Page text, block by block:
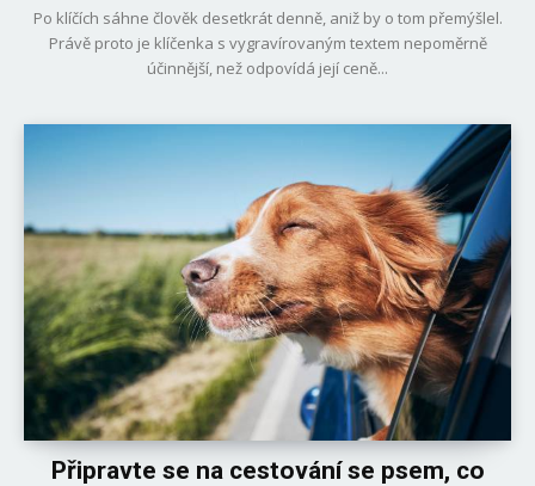
Po klíčích sáhne člověk desetkrát denně, aniž by o tom přemýšlel.
Právě proto je klíčenka s vygravírovaným textem nepoměrně
účinnější, než odpovídá její ceně...
Připravte se na cestování se psem, co